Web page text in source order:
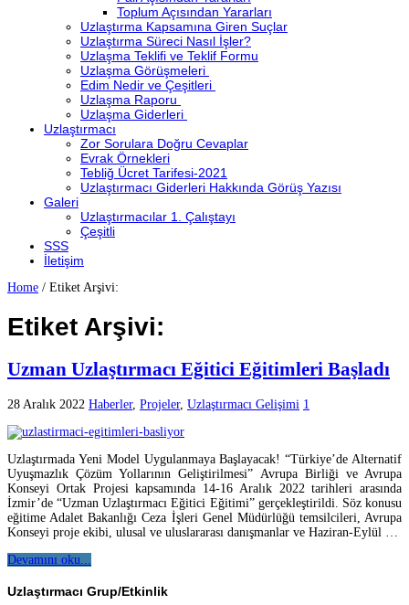
Toplum Açısından Yararları
Uzlaştırma Kapsamına Giren Suçlar
Uzlaştırma Süreci Nasıl İşler?
Uzlaşma Teklifi ve Teklif Formu
Uzlaşma Görüşmeleri
Edim Nedir ve Çeşitleri
Uzlaşma Raporu
Uzlaşma Giderleri
Uzlaştırmacı
Zor Sorulara Doğru Cevaplar
Evrak Örnekleri
Tebliğ Ücret Tarifesi-2021
Uzlaştırmacı Giderleri Hakkında Görüş Yazısı
Galeri
Uzlaştırmacılar 1. Çalıştayı
Çeşitli
SSS
İletişim
Home / Etiket Arşivi:
Etiket Arşivi:
Uzman Uzlaştırmacı Eğitici Eğitimleri Başladı
28 Aralık 2022 Haberler, Projeler, Uzlaştırmacı Gelişimi 1
Uzlaştırmada Yeni Model Uygulanmaya Başlayacak! “Türkiye’de Alternatif
Uyuşmazlık Çözüm Yollarının Geliştirilmesi” Avrupa Birliği ve Avrupa
Konseyi Ortak Projesi kapsamında 14-16 Aralık 2022 tarihleri arasında
İzmir’de “Uzman Uzlaştırmacı Eğitici Eğitimi” gerçekleştirildi. Söz konusu
eğitime Adalet Bakanlığı Ceza İşleri Genel Müdürlüğü temsilcileri, Avrupa
Konseyi proje ekibi, ulusal ve uluslararası danışmanlar ve Haziran-Eylül …
Devamını oku...
Uzlaştırmacı Grup/Etkinlik